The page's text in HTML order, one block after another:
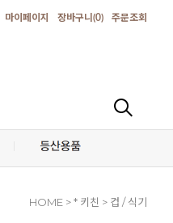
마이페이지 장바구니(0) 주문조회
HOME > * 키친 > 컵 / 식기